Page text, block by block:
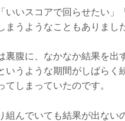
いいスコアで回らせたい」
まうようなこともありまし
裏腹に、なかなか結果を出
いうような期間がしばら
てしまっていたのです。
組んでいても結果が出な